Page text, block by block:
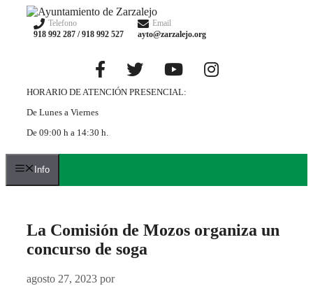
Saltar
contenido
Telefono
918 992 287 / 918 992 527
Email
ayto@zarzalejo.org
HORARIO DE ATENCIÓN PRESENCIAL:
De Lunes a Viernes
De 09:00 h a 14:30 h.
Info
La Comisión de Mozos organiza un
concurso de soga
agosto 27, 2023 por